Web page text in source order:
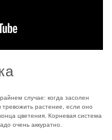
случае: когда засолен
тревожить растение, если оно
цветения. Корневая система
очень аккуратно.